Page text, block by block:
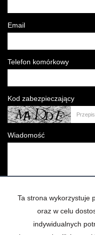
Email
Telefon komórkowy
Kod zabezpieczający
Wiadomość
Wyrażam zgodę na
Ta strona wykorzystuje
oraz w celu
indywidualnych